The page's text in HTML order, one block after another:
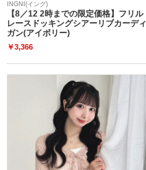
INGNI(イング)
【8／12 2時までの限定価格】フリル
レースドッキングシアーリブカーディ
ガン(アイボリー)
￥3,366